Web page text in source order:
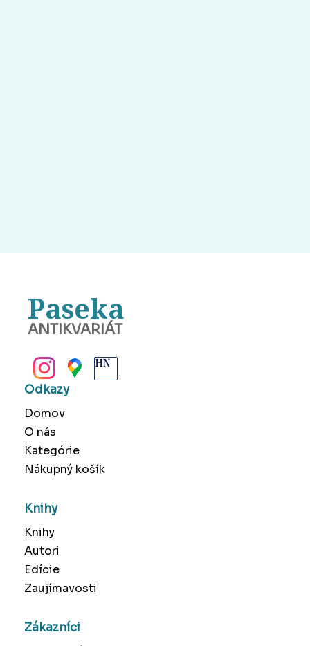
Paseka
ANTIKVARIÁT
Odkazy
Domov
O nás
Kategórie
Nákupný košík
Knihy
Knihy
Autori
Edície
Zaujímavosti
Zákazníci